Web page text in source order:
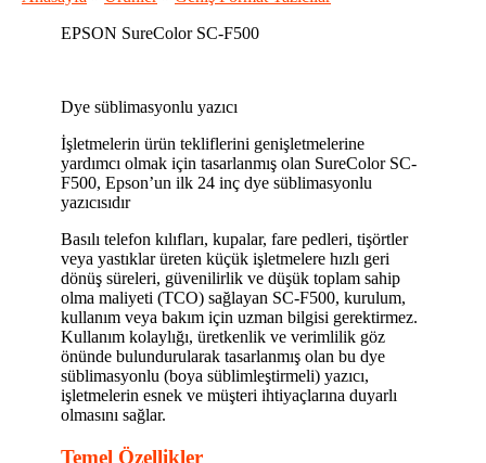
EPSON SureColor SC-F500
Dye süblimasyonlu yazıcı
İşletmelerin ürün tekliflerini genişletmelerine
yardımcı olmak için tasarlanmış olan SureColor SC-
F500, Epson’un ilk 24 inç dye süblimasyonlu
yazıcısıdır
Basılı telefon kılıfları, kupalar, fare pedleri, tişörtler
veya yastıklar üreten küçük işletmelere hızlı geri
dönüş süreleri, güvenilirlik ve düşük toplam sahip
olma maliyeti (TCO) sağlayan SC-F500, kurulum,
kullanım veya bakım için uzman bilgisi gerektirmez.
Kullanım kolaylığı, üretkenlik ve verimlilik göz
önünde bulundurularak tasarlanmış olan bu dye
süblimasyonlu (boya süblimleştirmeli) yazıcı,
işletmelerin esnek ve müşteri ihtiyaçlarına duyarlı
olmasını sağlar.
Temel Özellikler